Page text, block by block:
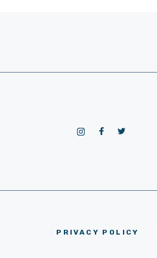
PRIVACY POLICY